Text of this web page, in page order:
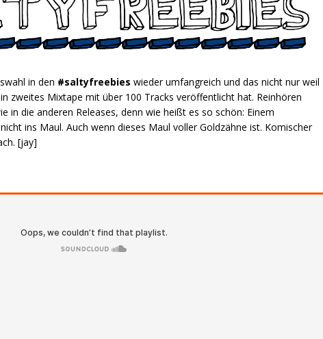
in den #saltyfreebies wieder umfangreich und das nicht nur weil
zweites Mixtape mit über 100 Tracks veröffentlicht hat. Reinhören
in die anderen Releases, denn wie heißt es so schön: Einem
ins Maul. Auch wenn dieses Maul voller Goldzähne ist. Komischer
[jay]